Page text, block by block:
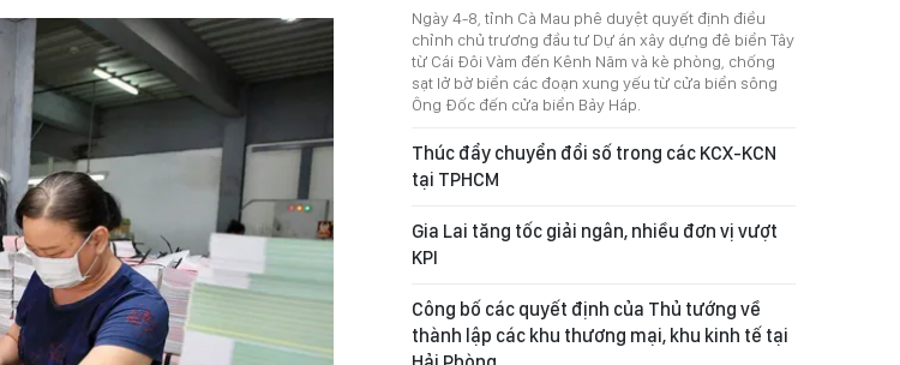
Ngày 4-8, tỉnh Cà Mau phê duyệt quyết định điều
chỉnh chủ trương đầu tư Dự án xây dựng đê biển Tây
từ Cái Đôi Vàm đến Kênh Năm và kè phòng, chống
sạt lở bờ biển các đoạn xung yếu từ cửa biển sông
Ông Đốc đến cửa biển Bảy Háp.
Thúc đẩy chuyển đổi số trong các KCX-KCN
tại TPHCM
Gia Lai tăng tốc giải ngân, nhiều đơn vị vượt
KPI
Công bố các quyết định của Thủ tướng về
thành lập các khu thương mại, khu kinh tế tại